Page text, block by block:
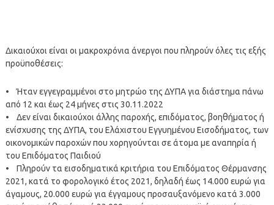
Δικαιούχοι είναι οι μακροχρόνια άνεργοι που πληρούν όλες τις εξής
προϋποθέσεις:
• Ήταν εγγεγραμμένοι στο μητρώο της ΔΥΠΑ για διάστημα πάνω
από 12 και έως 24 μήνες στις 30.11.2022
• Δεν είναι δικαιούχοι άλλης παροχής, επιδόματος, βοηθήματος ή
ενίσχυσης της ΔΥΠΑ, του Ελάχιστου Εγγυημένου Εισοδήματος, των
οικονομικών παροχών που χορηγούνται σε άτομα με αναπηρία ή
του Επιδόματος Παιδιού
• Πληρούν τα εισοδηματικά κριτήρια του Επιδόματος Θέρμανσης
2021, κατά το φορολογικό έτος 2021, δηλαδή έως 14.000 ευρώ για
άγαμους, 20.000 ευρώ για έγγαμους προσαυξανόμενο κατά 3.000